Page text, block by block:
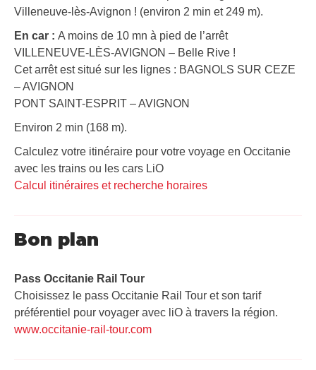
Villeneuve-lès-Avignon ! (environ 2 min et 249 m).
En car : A moins de 10 mn à pied de l’arrêt
VILLENEUVE-LÈS-AVIGNON – Belle Rive !
Cet arrêt est situé sur les lignes : BAGNOLS SUR CEZE
– AVIGNON
PONT SAINT-ESPRIT – AVIGNON
Environ 2 min (168 m).
Calculez votre itinéraire pour votre voyage en Occitanie
avec les trains ou les cars LiO
Calcul itinéraires et recherche horaires
Bon plan
Pass Occitanie Rail Tour​
Choisissez le pass Occitanie Rail Tour et son tarif
préférentiel pour voyager avec liO à travers la région.
www.occitanie-rail-tour.com